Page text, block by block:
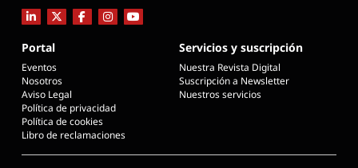
Portal
Eventos
Nosotros
Aviso Legal
Política de privacidad
Política de cookies
Libro de reclamaciones
Servicios y suscripción
Nuestra Revista Digital
Suscripción a Newsletter
Nuestros servicios